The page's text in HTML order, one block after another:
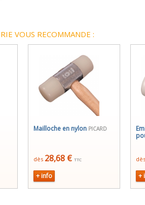
VOUS RECOMMANDE :
Mailloche en nylon PICARD
dès 28,68 € TTC
+ info +